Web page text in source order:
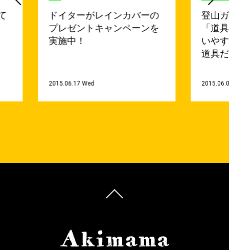
ドイターがレインカバーの
プレゼントキャンペーンを
実施中！
2015.06.17 Wed
登山
「道
いや
道具